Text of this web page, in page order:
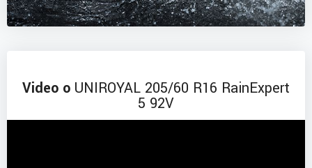
Video o UNIROYAL 205/60 R16 RainExpert
5 92V